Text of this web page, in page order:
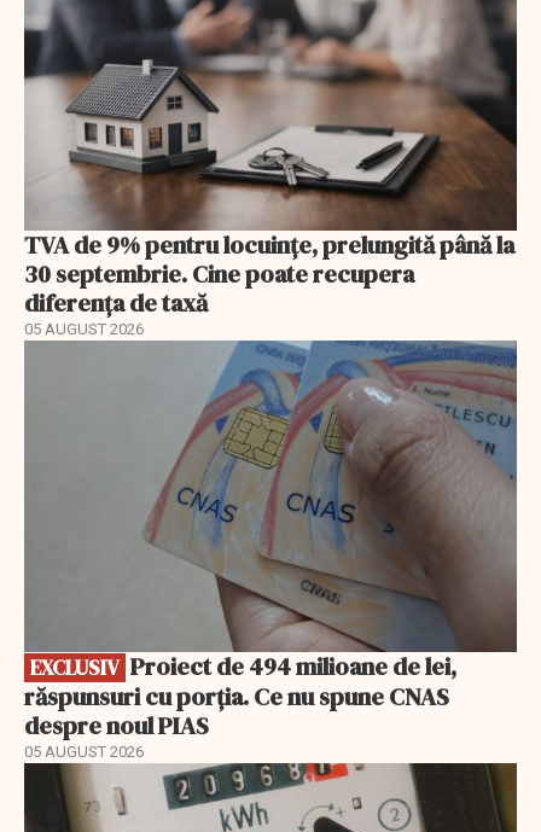
TVA de 9% pentru locuințe, prelungită până la
30 septembrie. Cine poate recupera
diferența de taxă
05 AUGUST 2026
EXCLUSIV
răspunsuri cu porția. Ce nu spune CNAS
despre noul PIAS
05 AUGUST 2026